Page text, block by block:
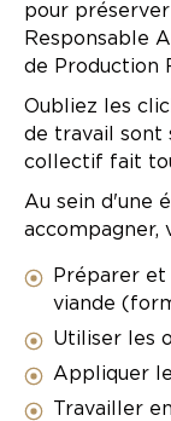
pour
Responsable
de Production
Oubliez les
de travail sont
collectif fait
Au sein d'une
accompagner,
Préparer et
viande
Utiliser les
Appliquer
Travailler